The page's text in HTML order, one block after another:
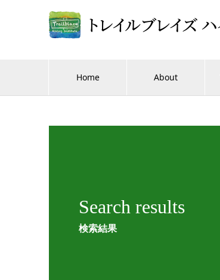
Home About
Search results
検索結果